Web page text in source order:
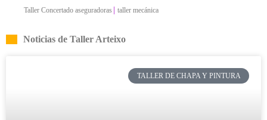
Taller Concertado aseguradoras taller mecánica
Noticias de Taller Arteixo
TALLER DE CHAPA Y PINTURA